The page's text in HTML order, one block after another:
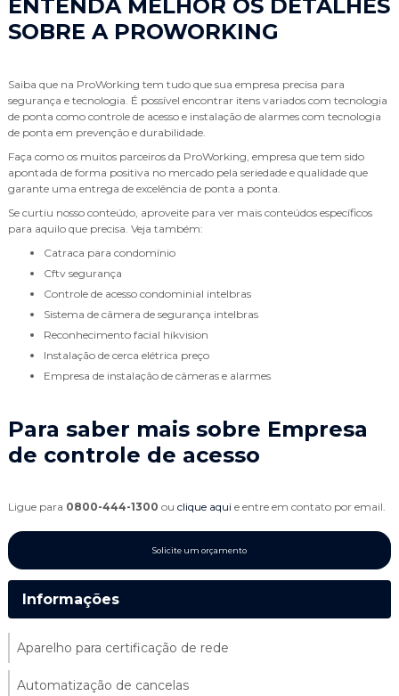
ENTENDA MELHOR OS DETALHES
SOBRE A PROWORKING
Saiba que na ProWorking tem tudo que sua empresa precisa para
segurança e tecnologia. É possível encontrar itens variados com tecnologia
de ponta como controle de acesso e instalação de alarmes com tecnologia
de ponta em prevenção e durabilidade.
Faça como os muitos parceiros da ProWorking, empresa que tem sido
apontada de forma positiva no mercado pela seriedade e qualidade que
garante uma entrega de excelência de ponta a ponta.
Se curtiu nosso conteúdo, aproveite para ver mais conteúdos específicos
para aquilo que precisa. Veja também:
catraca para condomínio
cftv segurança
controle de acesso condominial intelbras
sistema de câmera de segurança intelbras
reconhecimento facial hikvision
instalação de cerca elétrica preço
empresa de instalação de câmeras e alarmes
Para saber mais sobre Empresa
de controle de acesso
Ligue para 0800-444-1300 ou clique aqui e entre em contato por email.
Solicite um orçamento
Informações
Aparelho para certificação de rede
Automatização de cancelas